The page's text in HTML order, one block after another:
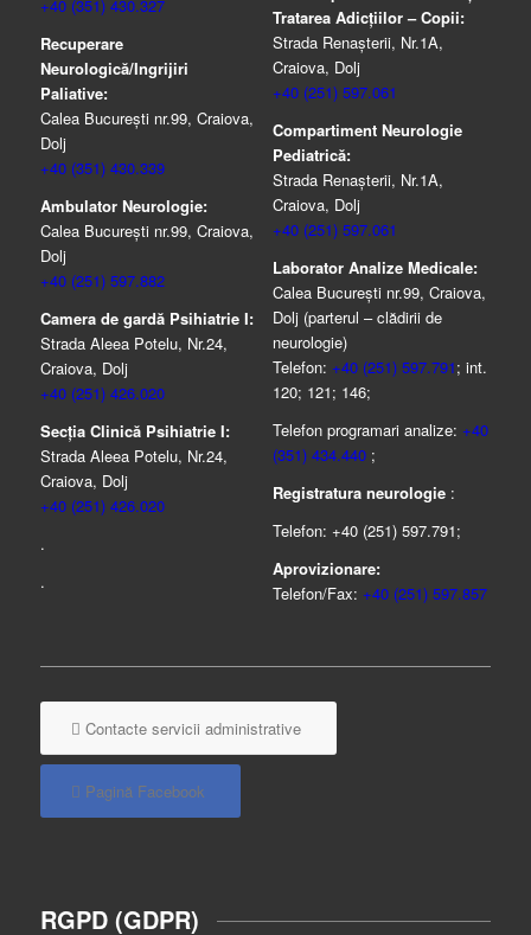
+40 (351) 430.327
Recuperare
Neurologică/Ingrijiri
Paliative:
Calea București nr.99, Craiova,
Dolj
+40 (351) 430.339
Ambulator Neurologie:
Calea București nr.99, Craiova,
Dolj
+40 (251) 597.882
Camera de gardă Psihiatrie I:
Strada Aleea Potelu, Nr.24,
Craiova, Dolj
+40 (251) 426.020
Secția Clinică Psihiatrie I:
Strada Aleea Potelu, Nr.24,
Craiova, Dolj
+40 (251) 426.020
.
.
Tratarea Adicţiilor – Copii:
Strada Renașterii, Nr.1A,
Craiova, Dolj
+40 (251) 597.061
Compartiment Neurologie
Pediatrică:
Strada Renaşterii, Nr.1A,
Craiova, Dolj
+40 (251) 597.061
Laborator Analize Medicale:
Calea București nr.99, Craiova,
Dolj (parterul – clădirii de
neurologie)
Telefon: +40 (251) 597.791; int.
120; 121; 146;
Telefon programari analize: +40
(351) 434.440 ;
Registratura neurologie :
Telefon: +40 (251) 597.791;
Aprovizionare:
Telefon/Fax: +40 (251) 597.857
Contacte servicii administrative
Pagină Facebook
RGPD (GDPR)